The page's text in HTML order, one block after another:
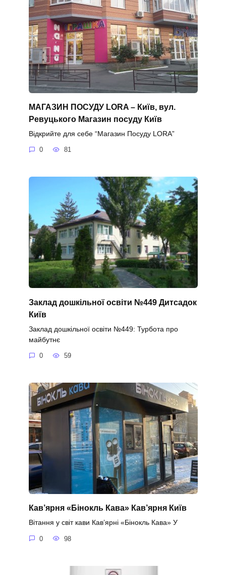
МАГАЗИН ПОСУДУ LORA – Київ, вул.
Ревуцького Магазин посуду Київ
Відкрийте для себе “Магазин Посуду LORA”
0 81
Заклад дошкільної освіти №449 Дитсадок
Київ
Заклад дошкільної освіти №449: Турбота про
майбутнє
0 59
Кав’ярня «Бінокль Кава» Кав’ярня Київ
Вітання у світ кави Кав’ярні «Бінокль Кава» У
0 98